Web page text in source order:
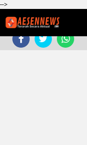
-->